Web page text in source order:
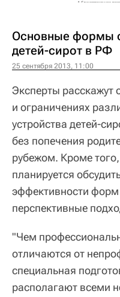
Основные формы
детей-сирот в РФ
25 сентября 2013, 11:00
Эксперты расскажут
и ограничениях
устройства детей-
без попечения
рубежом. Кроме
планируется
эффективности форм
перспективные
"Чем
отличаются от
специальная
располагают всеми